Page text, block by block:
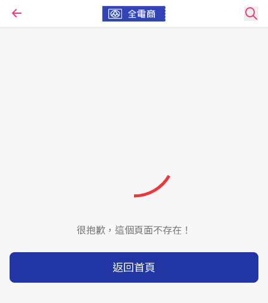
很抱歉，這個頁面不存在！
返回首頁